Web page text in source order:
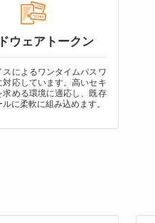
ウェアトークン
スによるワンタイムパスワ
対応しています。高いセキ
求める環境に適応し、既存
に柔軟に組み込めます。